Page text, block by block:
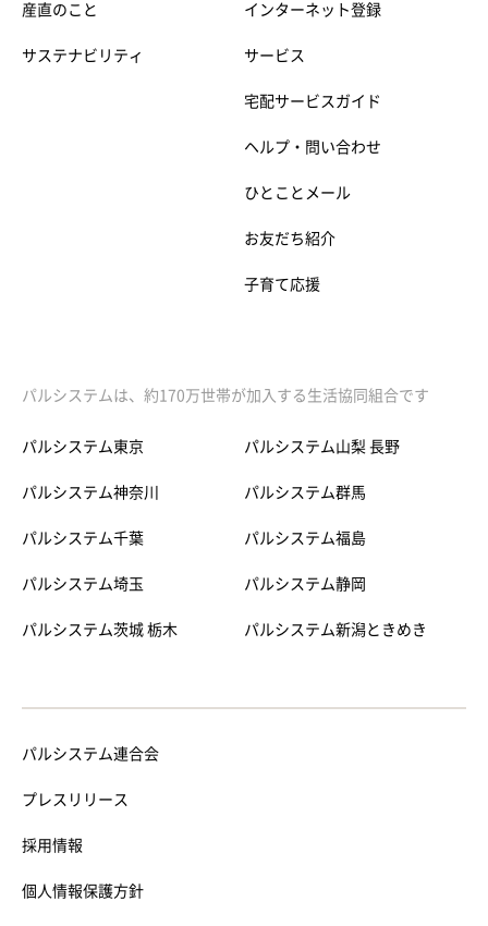
産直のこと
サステナビリティ
インターネット登録
サービス
宅配サービスガイド
ヘルプ・問い合わせ
ひとことメール
お友だち紹介
子育て応援
パルシステムは、約170万世帯が加入する生活協同組合です
パルシステム東京
パルシステム神奈川
パルシステム千葉
パルシステム埼玉
パルシステム茨城 栃木
パルシステム山梨 長野
パルシステム群馬
パルシステム福島
パルシステム静岡
パルシステム新潟ときめき
パルシステム連合会
プレスリリース
採用情報
個人情報保護方針